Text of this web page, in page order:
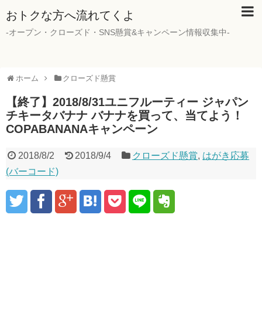
おトクな方へ流れてくよ
-オープン・クローズド・SNS懸賞&キャンペーン情報収集中-
ホーム クローズド懸賞
【終了】2018/8/31ユニフルーティー ジャパン
チキータバナナ バナナを買って、当てよう！
COPABANANAキャンペーン
2018/8/2 2018/9/4 クローズド懸賞, はがき応募
(バーコード)